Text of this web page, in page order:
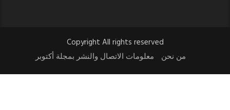
Copyright All rights reserved
من نحن
معلومات الاتصال والنشر بمجلة أكتوبر